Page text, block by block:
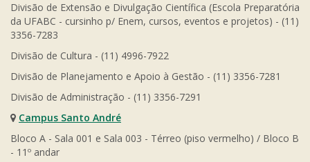
Divisão de Extensão e Divulgação Científica (Escola Preparatória
da UFABC - cursinho p/ Enem, cursos, eventos e projetos) - (11)
3356-7283
Divisão de Cultura - (11) 4996-7922
Divisão de Planejamento e Apoio à Gestão - (11) 3356-7281
Divisão de Administração - (11) 3356-7291
Campus Santo André
Bloco A - Sala 001 e Sala 003 - Térreo (piso vermelho) / Bloco B
- 11º andar